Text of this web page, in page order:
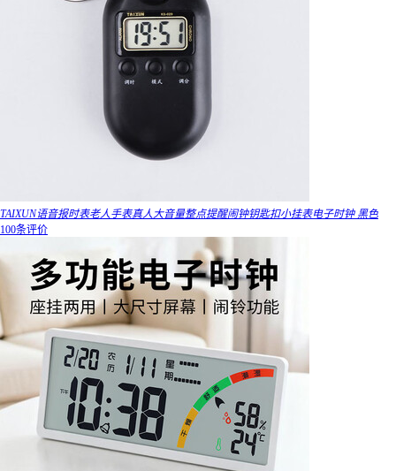
TAIXUN语音报时表老人手表真人大音量整点提醒闹钟钥匙扣小挂表电子时钟 黑色
100条评价